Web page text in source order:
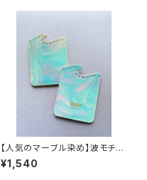
【人気のマーブル染め】波モチー
フ カードケース(ブルーカラー)
¥1,540